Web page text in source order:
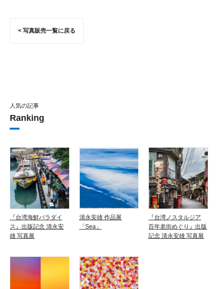
< 写真販売一覧に戻る
人気の記事
Ranking
『台湾海鮮パラダイ
ス』出版記念 清永安
雄 写真展
清永安雄 作品展
「Sea」
『台湾ノスタルジア
百年老街めぐり』出版
記念 清永安雄 写真展